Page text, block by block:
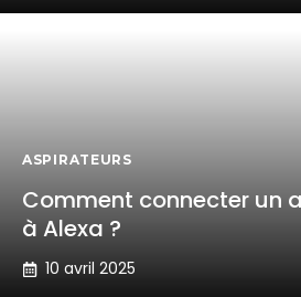
ASPIRATEURS
Comment connecter un
à Alexa ?
10 avril 2025